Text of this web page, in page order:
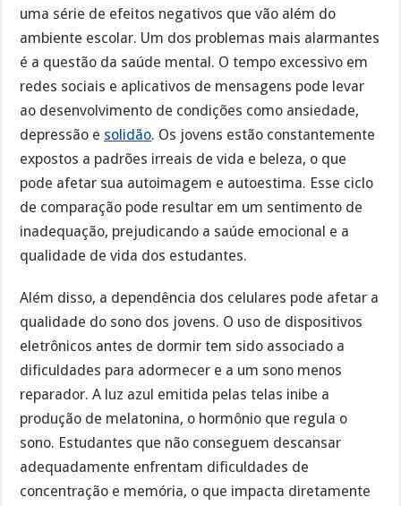
uma série de efeitos negativos que vão além do
ambiente escolar. Um dos problemas mais alarmantes
é a questão da saúde mental. O tempo excessivo em
redes sociais e aplicativos de mensagens pode levar
ao desenvolvimento de condições como ansiedade,
depressão e solidão. Os jovens estão constantemente
expostos a padrões irreais de vida e beleza, o que
pode afetar sua autoimagem e autoestima. Esse ciclo
de comparação pode resultar em um sentimento de
inadequação, prejudicando a saúde emocional e a
qualidade de vida dos estudantes.
Além disso, a dependência dos celulares pode afetar a
qualidade do sono dos jovens. O uso de dispositivos
eletrônicos antes de dormir tem sido associado a
dificuldades para adormecer e a um sono menos
reparador. A luz azul emitida pelas telas inibe a
produção de melatonina, o hormônio que regula o
sono. Estudantes que não conseguem descansar
adequadamente enfrentam dificuldades de
concentração e memória, o que impacta diretamente